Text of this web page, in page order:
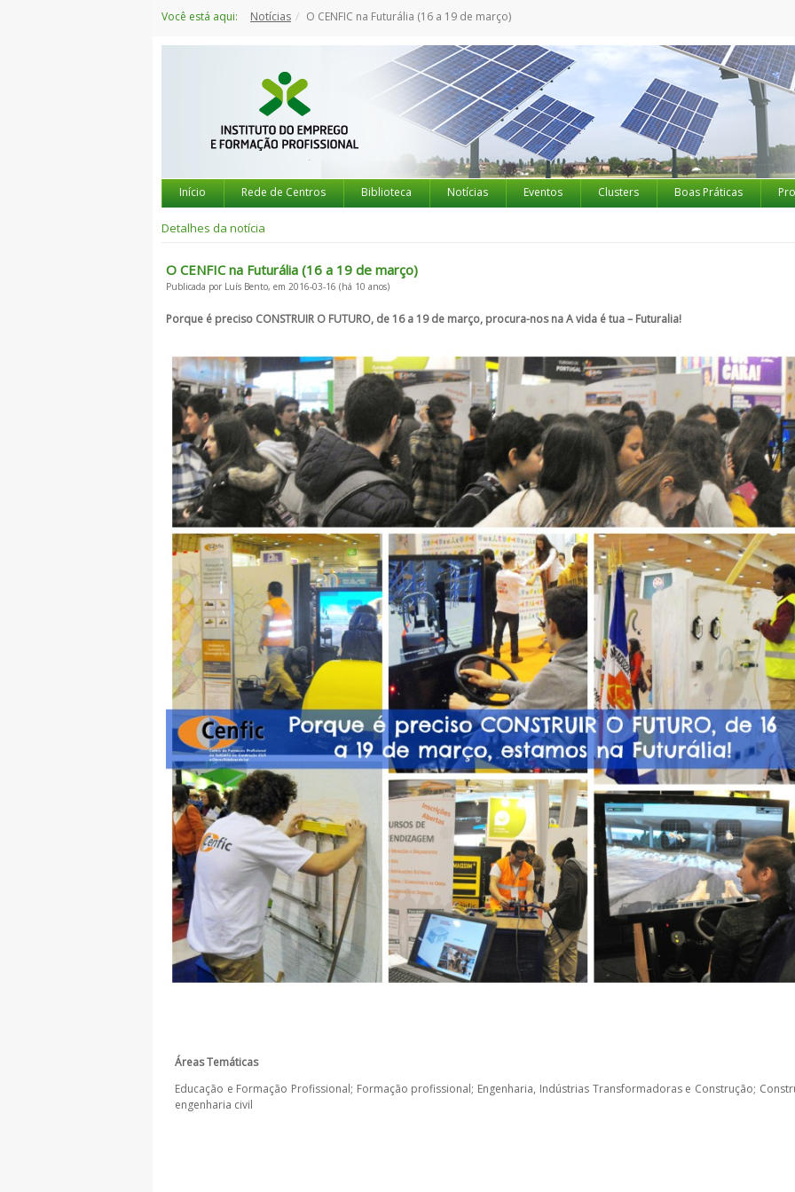
para
Você está aqui: Notícias O CENFIC na Futurália (16 a 19 de março)
Início Rede de Centros Biblioteca Notícias Eventos Clusters Boas Práticas
Detalhes da notícia
O CENFIC na Futurália (16 a 19 de março)
Publicada por Luís Bento, em 2016-03-16 (há 10 anos)
Porque é preciso CONSTRUIR O FUTURO, de 16 a 19 de março, procura-nos na A vida é tua – Futuralia!
Áreas Temáticas
Educação e Formação Profissional; Formação profissional; Engenharia, Indústrias Transformadoras e Construção;
engenharia civil